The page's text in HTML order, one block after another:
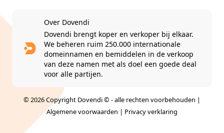
Over Dovendi
Dovendi brengt koper en verkoper bij elkaar.
We beheren ruim 250.000 internationale
domeinnamen en bemiddelen in de verkoop
van deze namen met als doel een goede deal
voor alle partijen.
© 2026 Copyright Dovendi © - alle rechten voorbehouden |
Algemene voorwaarden | Privacy verklaring